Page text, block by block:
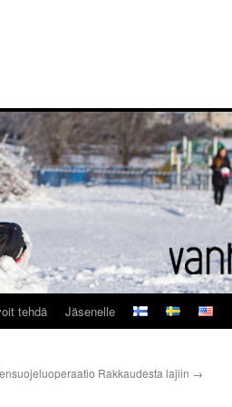
tehdä Jäsenelle
Rakkaudesta lajiin →